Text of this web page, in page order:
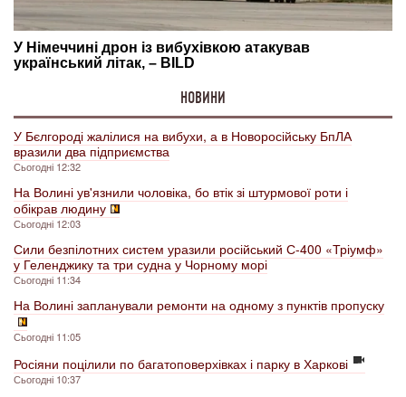
НОВИНИ
У Бєлгороді жалілися на вибухи, а в Новоросійську БпЛА
вразили два підприємства
Сьогодні 12:32
На Волині ув'язнили чоловіка, бо втік зі штурмової роти і
обікрав людину
Сьогодні 12:03
Сили безпілотних систем уразили російський С-400 «Тріумф»
у Геленджику та три судна у Чорному морі
Сьогодні 11:34
На Волині запланували ремонти на одному з пунктів пропуску
Сьогодні 11:05
Росіяни поцілили по багатоповерхівках і парку в Харкові
Сьогодні 10:37